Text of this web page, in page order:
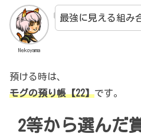
Nekoyama
最強に見える組み
預ける時は、
モグの預り帳【22】です。
2等から選んだ